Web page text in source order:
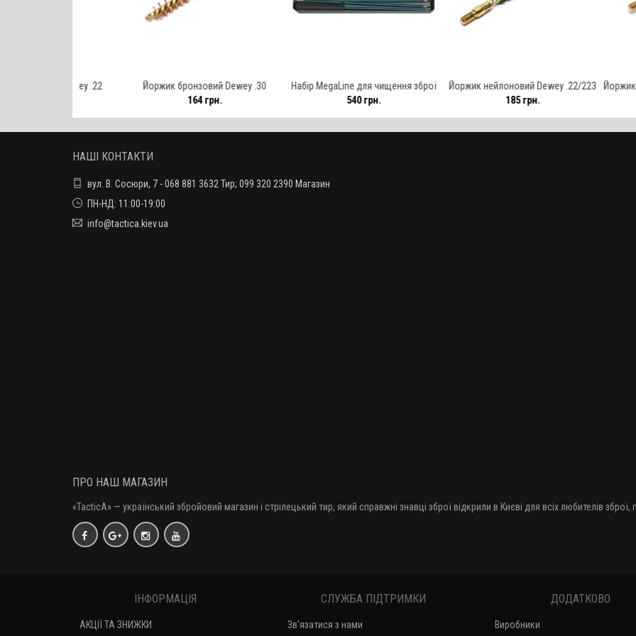
Йоржик бронзовий Dewey .30
Набір MegaLine для чищення зброї
калібру 5.6 мм (.22)
Йоржик нейлоновий Dewey .22/223
Йоржик
НАШІ КОНТАКТИ
вул. В. Сосюри, 7 - 068 881 3632 Тир; 099 320 2390 Магазин
ПН-НД: 11:00-19:00
info@tactica.kiev.ua
ПРО НАШ МАГАЗИН
«TacticA» — український збройовий магазин і стрілецький тир, який справжні знавці зброї відкрили в Києві для всіх любителів
ІНФОРМАЦІЯ
АКЦІЇ ТА ЗНИЖКИ
СЛУЖБА ПІДТРИМКИ
Зв'язатися з нами
ДОДАТКОВО
Виробники